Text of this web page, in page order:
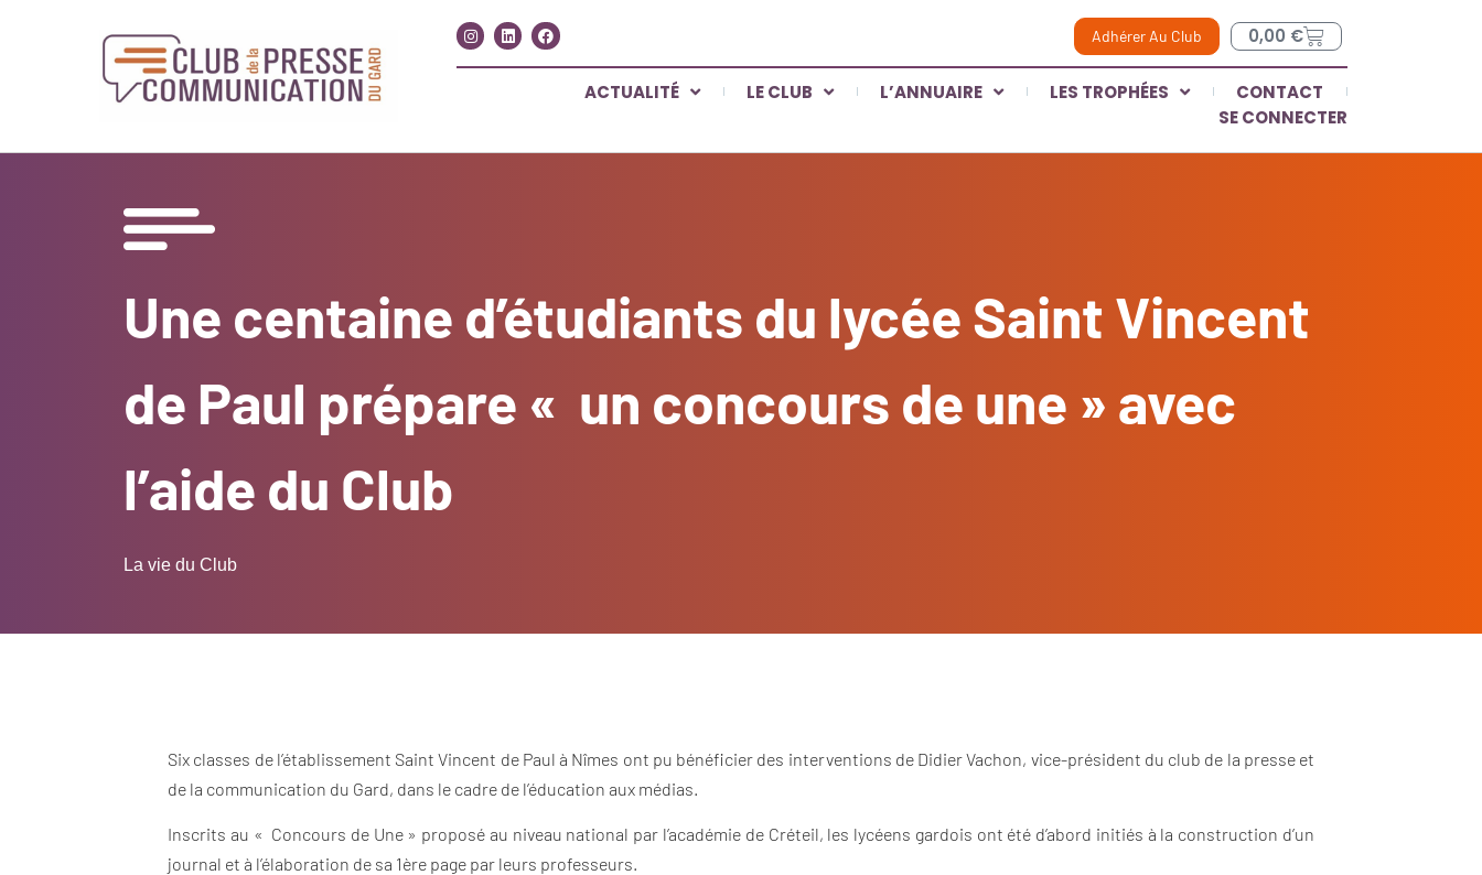
Adhérer Au Club 0,00 €
ACTUALITÉ LE CLUB L’ANNUAIRE LES TROPHÉES
CONTACT
SE CONNECTER
Une centaine d’étudiants du lycée Saint Vincent
de Paul prépare « un concours de une » avec
l’aide du Club
La vie du Club
Six classes de l’établissement Saint Vincent de Paul à Nîmes ont pu bénéficier des interventions de Didier Vachon, vice-président du club de la presse et
de la communication du Gard, dans le cadre de l’éducation aux médias.
Inscrits au « Concours de Une » proposé au niveau national par l’académie de Créteil, les lycéens gardois ont été d’abord initiés à la construction d’un
journal et à l’élaboration de sa 1ère page par leurs professeurs.